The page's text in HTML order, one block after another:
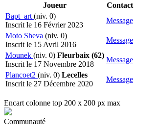
Joueur
Contact
Bapt_art (niv. 0)
Inscrit le 16 Février 2023
Message
Moto Sheva (niv. 0)
Inscrit le 15 Avril 2016
Message
Mounek (niv. 0) Fleurbaix (62)
Inscrit le 17 Novembre 2018
Message
Plancoet2 (niv. 0) Lecelles
Inscrit le 27 Décembre 2020
Message
Encart colonne top 200 x 200 px max
Communauté